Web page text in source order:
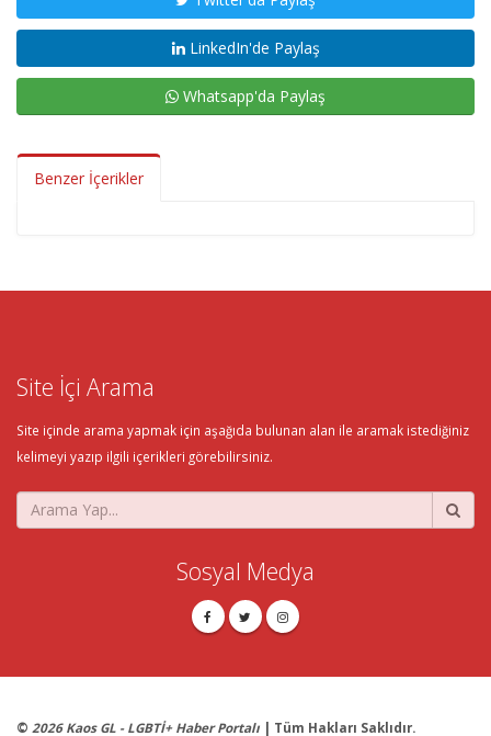
LinkedIn'de Paylaş
Whatsapp'da Paylaş
Benzer İçerikler
Site İçi Arama
Site içinde arama yapmak için aşağıda bulunan alan ile aramak istediğiniz
kelimeyi yazıp ilgili içerikleri görebilirsiniz.
Sosyal Medya
© 2026 Kaos GL - LGBTİ+ Haber Portalı | Tüm Hakları Saklıdır.